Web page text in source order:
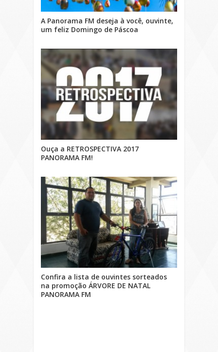
A Panorama FM deseja à você, ouvinte,
um feliz Domingo de Páscoa
Ouça a RETROSPECTIVA 2017
PANORAMA FM!
Confira a lista de ouvintes sorteados
na promoção ÁRVORE DE NATAL
PANORAMA FM